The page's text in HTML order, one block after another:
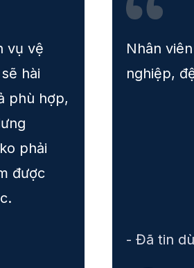
vụ vệ
hài
phù hợp,
phải
được
Nhân
nghiệp,
- Đã tin